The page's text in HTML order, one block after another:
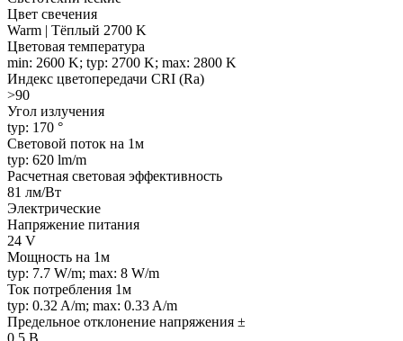
Цвет свечения
Warm | Тёплый 2700 K
Цветовая температура
min: 2600 K; typ: 2700 K; max: 2800 K
Индекс цветопередачи CRI (Ra)
>90
Угол излучения
typ: 170 °
Световой поток на 1м
typ: 620 lm/m
Расчетная световая эффективность
81 лм/Вт
Электрические
Напряжение питания
24 V
Мощность на 1м
typ: 7.7 W/m; max: 8 W/m
Ток потребления 1м
typ: 0.32 A/m; max: 0.33 A/m
Предельное отклонение напряжения ±
0.5 В